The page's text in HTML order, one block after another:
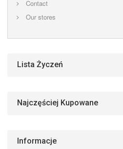
Contact
Our stores
Lista Życzeń
Najczęściej Kupowane
Informacje